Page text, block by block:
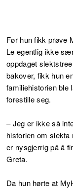
Før hun fikk prøve
Le egentlig ikke
oppdaget
bakover, fikk hun
familiehistorien ble
forestille seg.
– Jeg er ikke så
historien om slekta
er nysgjerrig på å
Greta.
Da hun hørte at